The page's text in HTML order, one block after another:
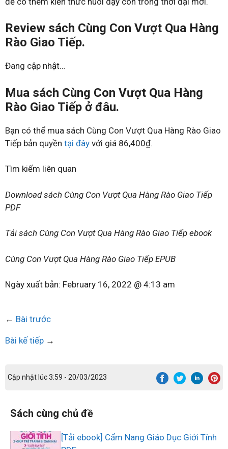
Review sách Cùng Con Vượt Qua Hàng
Rào Giao Tiếp.
Đang cập nhật…
Mua sách Cùng Con Vượt Qua Hàng
Rào Giao Tiếp ở đâu.
Bạn có thể mua sách Cùng Con Vượt Qua Hàng Rào Giao
Tiếp bản quyền tại đây với giá 86,400₫.
Tìm kiếm liên quan
Download sách Cùng Con Vượt Qua Hàng Rào Giao Tiếp
PDF
Tải sách Cùng Con Vượt Qua Hàng Rào Giao Tiếp ebook
Cùng Con Vượt Qua Hàng Rào Giao Tiếp EPUB
Ngày xuất bản: February 16, 2022 @ 4:13 am
← Bài trước
Bài kế tiếp →
Cập nhật lúc 3:59 - 20/03/2023
Sách cùng chủ đề
[Tải ebook] Cẩm Nang Giáo Dục Giới Tính